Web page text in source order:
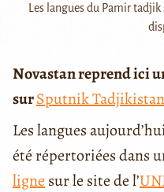
Les langues du Pamir
Novastan reprend ici
surSputnik Tadjikistan
Les langues
été répertoriées dans
ligne sur le site de l’